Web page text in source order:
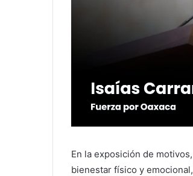
En la exposición de
bienestar físico y